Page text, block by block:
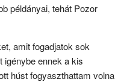
példányai, tehát Pozor
amit fogadjatok sok
igénybe ennek a kis
húst fogyaszthattam volna